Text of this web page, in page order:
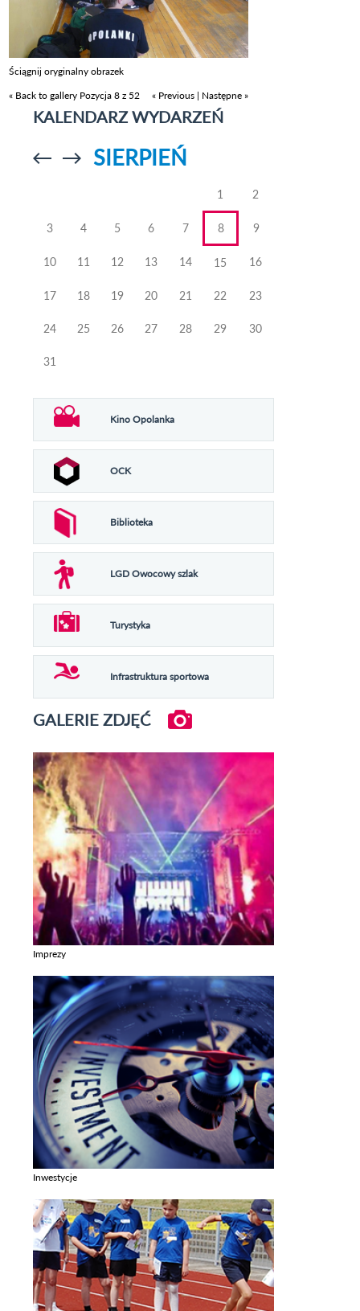
Ściągnij oryginalny obrazek
« Back to gallery Pozycja 8 z 52 « Previous | Następne »
KALENDARZ WYDARZEŃ
Przejdź doPrzejdź do
SIERPIEŃ
1 2
3 4 5 6 7 8 9
10 11 12 13 14 15 16
17 18 19 20 21 22 23
24 25 26 27 28 29 30
31
Kino Opolanka
OCK
Biblioteka
LGD Owocowy szlak
Turystyka
Infrastruktura sportowa
GALERIE ZDJĘĆ
Imprezy
Inwestycje